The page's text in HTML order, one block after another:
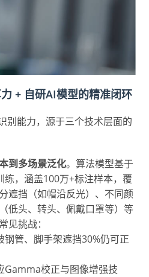
+ 自研AI模型的精准闭环
别能力，源于三个技术层面的
到多场景泛化。算法模型基于
练，涵盖100万+标注样本，覆
遮挡（如帽沿反光）、不同颜
低头、转头、佩戴口罩等）等
见挑战：
钢管、脚手架遮挡30%仍可正
Gamma校正与图像增强技